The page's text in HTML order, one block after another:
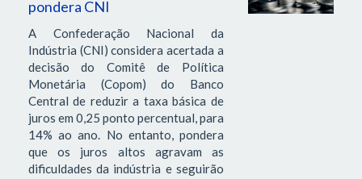
pondera CNI
A Confederação Nacional da
Indústria (CNI) considera acertada a
decisão do Comitê de Política
Monetária (Copom) do Banco
Central de reduzir a taxa básica de
juros em 0,25 ponto percentual, para
14% ao ano. No entanto, pondera
que os juros altos agravam as
dificuldades da indústria e seguirão